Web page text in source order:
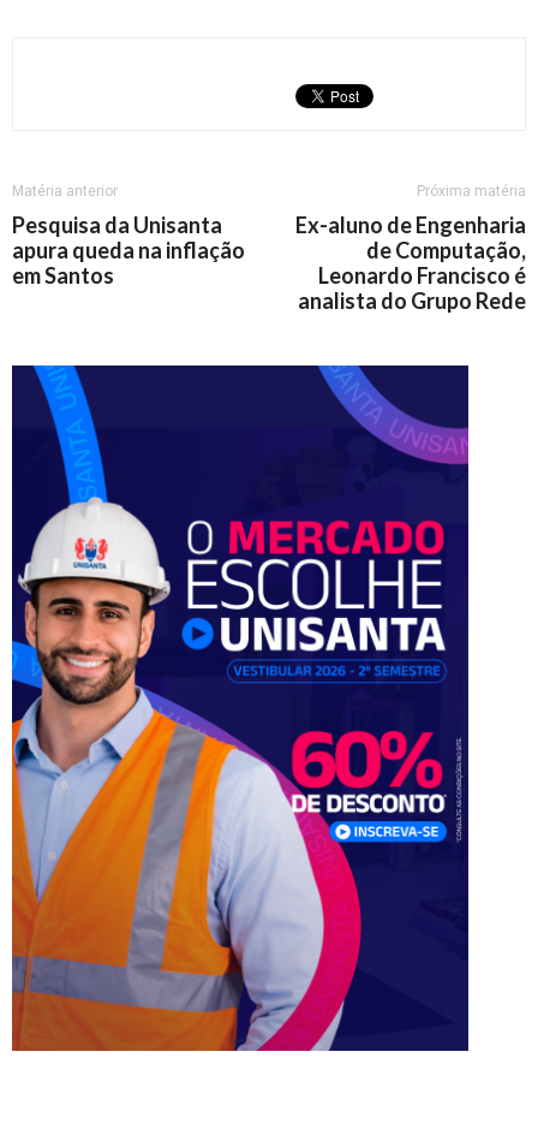
Matéria anterior
Pesquisa da Unisanta
apura queda na inflação
em Santos
Próxima matéria
Ex-aluno de Engenharia
de Computação,
Leonardo Francisco é
analista do Grupo Rede